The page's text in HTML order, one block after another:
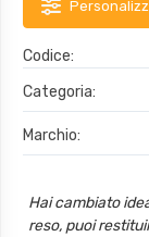
Codice:
Categoria:
Marchio:
Hai cambiato
reso, puoi